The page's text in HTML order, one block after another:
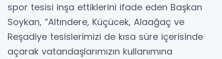
spor tesisi inşa ettiklerini ifade eden Başkan
Soykan, “Altındere, Küçücek, Alaağaç ve
Reşadiye tesislerimizi de kısa süre içerisinde
açarak vatandaşlarımızın kullanımına